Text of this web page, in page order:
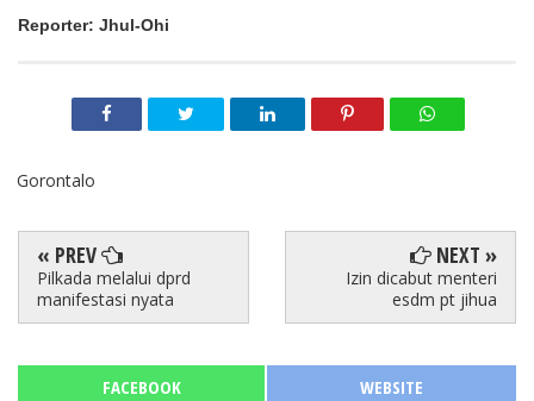
Reporter: Jhul-Ohi
Gorontalo
« PREV
Pilkada melalui dprd
manifestasi nyata
NEXT »
Izin dicabut menteri
esdm pt jihua
FACEBOOK WEBSITE